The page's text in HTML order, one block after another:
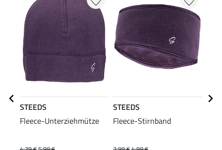
STEEDS
Fleece-Unterziehmütze
STEEDS
Fleece-Stirnband